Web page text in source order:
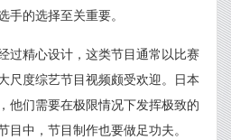
的选择至关重要。
过精心设计，这类节目通常以比赛
尺度综艺节目视频颇受欢迎。日本
他们需要在极限情况下发挥极致的
中，节目制作也要做足功夫。